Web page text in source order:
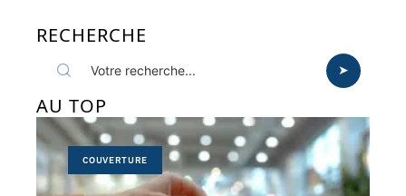
RECHERCHE
AU TOP
COUVERTURE